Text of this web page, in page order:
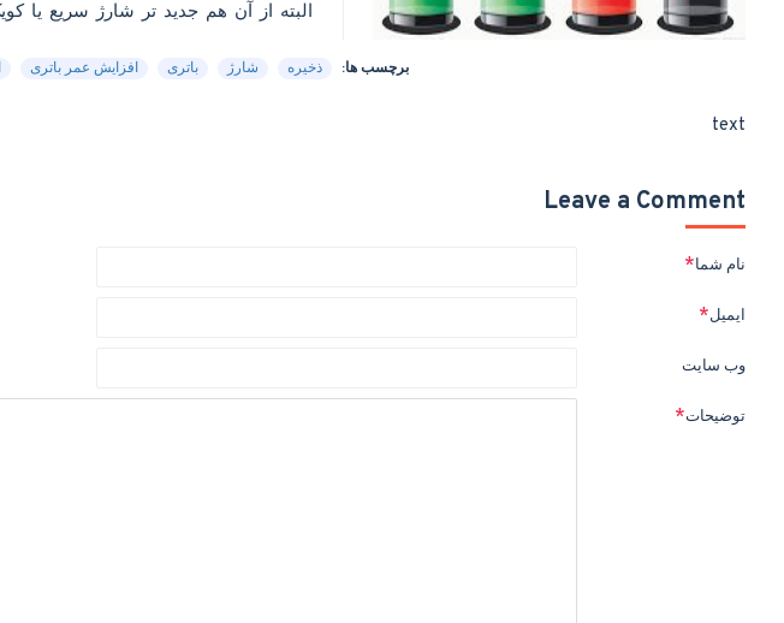
البته از آن هم جدید تر شارژ سریع یا
برچسب ها: ذخیره شارژ باتری افزایش عمر باتری
text
Leave a Comment
نام شما
ایمیل
وب سایت
توضیحات